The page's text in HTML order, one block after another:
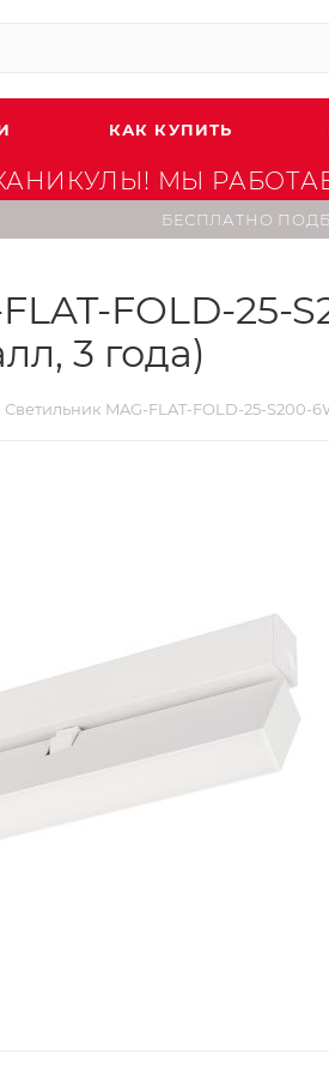
КАК КУПИТЬ
МЫ
БЕСПЛАТНО
FOLD-25-
3 года)
Светильник MAG-FLAT-FOLD-25-S200-